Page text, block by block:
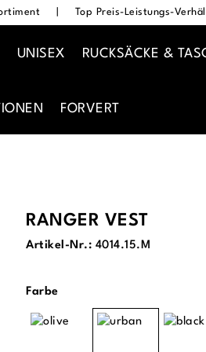
Top Preis-Leistungs-
UNISEX RUCKSÄCKE &
FORVERT
RANGER VEST
Artikel-Nr.: 4014.15.M
Farbeauswählen